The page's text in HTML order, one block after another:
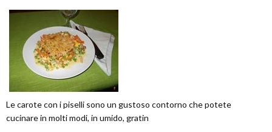
Le carote con i piselli sono un gustoso contorno che potete
cucinare in molti modi, in umido, gratin